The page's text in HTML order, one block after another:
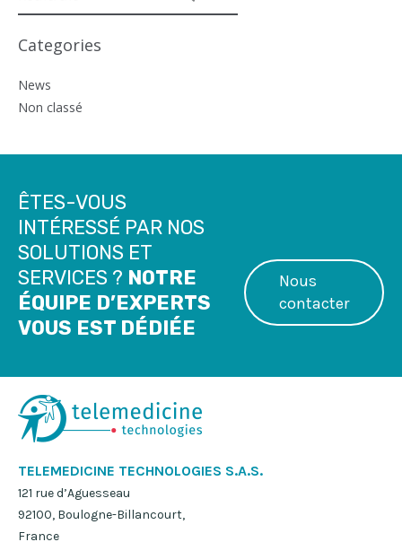
Categories
News
Non classé
ÊTES-VOUS
INTÉRESSÉ PAR NOS
SOLUTIONS ET
SERVICES ? NOTRE
ÉQUIPE D’EXPERTS
VOUS EST DÉDIÉE
Nous
contacter
TELEMEDICINE TECHNOLOGIES S.A.S.
121 rue d’Aguesseau
92100, Boulogne-Billancourt,
France